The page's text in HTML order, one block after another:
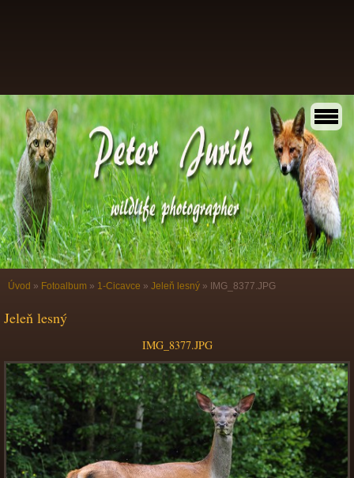
Úvod » Fotoalbum » 1-Cicavce » Jeleň lesný » IMG_8377.JPG
Jeleň lesný
IMG_8377.JPG